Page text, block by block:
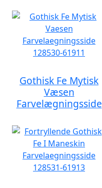
Gothisk Fe Mytisk
Væsen
Farvelægningsside